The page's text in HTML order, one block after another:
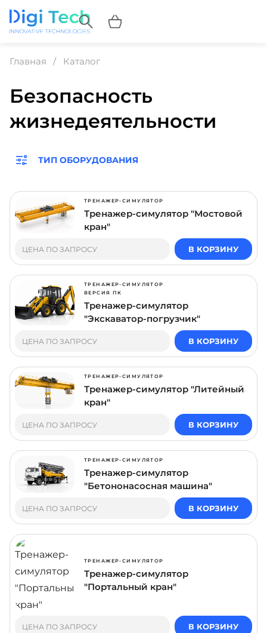
Главная Каталог
Безопасность
жизнедеятельности
ТИП ОБОРУДОВАНИЯ
ТРЕНАЖЕР-СИМУЛЯТОР
Тренажер-симулятор "Мостовой
кран"
ЦЕНА ПО ЗАПРОСУ В КОРЗИНУ
ТРЕНАЖЕР-СИМУЛЯТОР
ВЕРСИЯ ПК
Тренажер-симулятор
"Экскаватор-погрузчик"
ЦЕНА ПО ЗАПРОСУ В КОРЗИНУ
ТРЕНАЖЕР-СИМУЛЯТОР
Тренажер-симулятор "Литейный
кран"
ЦЕНА ПО ЗАПРОСУ В КОРЗИНУ
ТРЕНАЖЕР-СИМУЛЯТОР
Тренажер-симулятор
"Бетононасосная машина"
ЦЕНА ПО ЗАПРОСУ В КОРЗИНУ
ТРЕНАЖЕР-СИМУЛЯТОР
Тренажер-симулятор
"Портальный кран"
ЦЕНА ПО ЗАПРОСУ В КОРЗИНУ